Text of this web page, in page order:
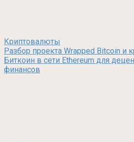
Криптовалюты
Разбор проекта Wrapped Bitcoin и
Биткоин в сети Ethereum для
финансов